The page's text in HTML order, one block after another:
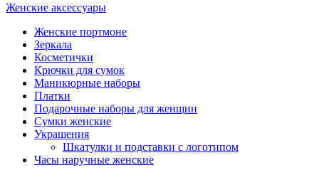
Женские аксессуары
Женские портмоне
Зеркала
Косметички
Крючки для сумок
Маникюрные наборы
Платки
Подарочные наборы для женщин
Сумки женские
Украшения
Шкатулки и подставки с логотипом
Часы наручные женские